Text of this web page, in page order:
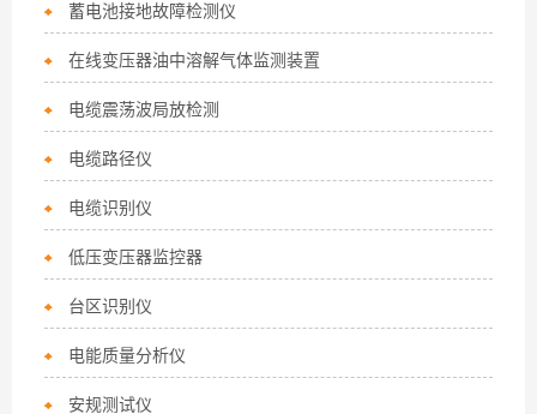
蓄电池接地故障检测仪
在线变压器油中溶解气体监测装置
电缆震荡波局放检测
电缆路径仪
电缆识别仪
低压变压器监控器
台区识别仪
电能质量分析仪
安规测试仪